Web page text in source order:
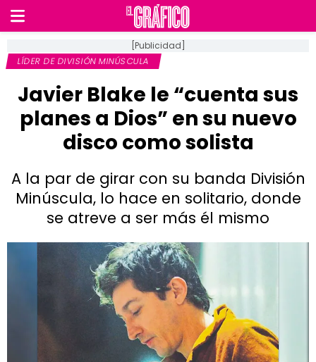
[Publicidad]
LÍDER DE DIVISIÓN MINÚSCULA
Javier Blake le “cuenta sus
planes a Dios” en su nuevo
disco como solista
A la par de girar con su banda División
Minúscula, lo hace en solitario, donde
se atreve a ser más él mismo